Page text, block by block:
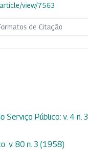
view/7563
de Citação
Serviço Público: v. 4 n. 3
v. 80 n. 3 (1958)